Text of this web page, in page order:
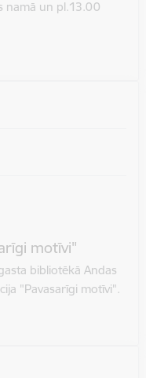
namā un pl.13.00
motīvi"
bibliotēkā Andas
"Pavasarīgi motīvi".